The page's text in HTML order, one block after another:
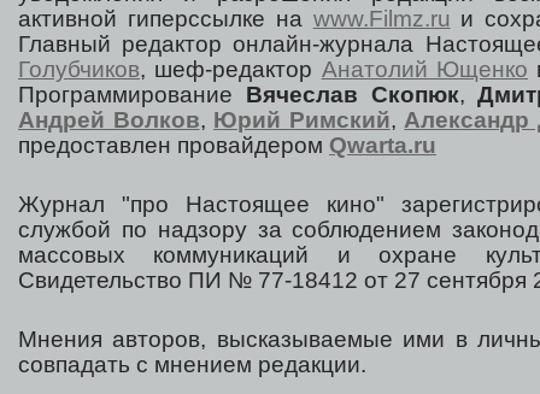
активной гиперссылке на www.Filmz.ru и
Главный редактор онлайн-журнала
Голубчиков, шеф-редактор Анатолий Ющенко
Программирование Вячеслав Скопюк,
Андрей Волков, Юрий Римский,Александр
предоставлен провайдером Qwarta.ru
Журнал "про Настоящее кино"
службой по надзору за соблюдением
массовых коммуникаций и охране
Свидетельство ПИ № 77-18412 от 27 сентября
Мнения авторов, высказываемые ими в
совпадать с мнением редакции.